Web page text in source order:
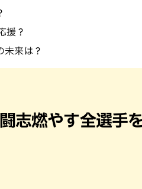
援？
未来は？
志燃やす全選手